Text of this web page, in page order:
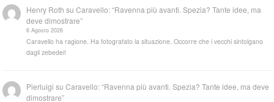
Henry Roth suCaravello: “Ravenna più avanti. Spezia? Tante idee, ma
deve dimostrare”
6 Agosto 2026
Caravello ha ragione. Ha fotografato la situazione. Occorre che i vecchi sintolgano
dagli zebedei!
Pierluigi suCaravello: “Ravenna più avanti. Spezia? Tante idee, ma deve
dimostrare”